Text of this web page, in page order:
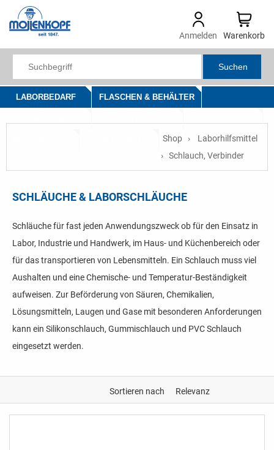
Anmelden Warenkorb
Suchen
LABORBEDARF FLASCHEN & BEHÄLTER
Shop
Laborhilfsmittel
Schlauch, Verbinder
SCHLÄUCHE & LABORSCHLÄUCHE
Schläuche für fast jeden Anwendungszweck ob für den Einsatz in
Labor, Industrie und Handwerk, im Haus- und Küchenbereich oder
für das transportieren von Lebensmitteln. Ein Schlauch muss viel
Aushalten und eine Chemische- und Temperatur-Beständigkeit
aufweisen. Zur Beförderung von Säuren, Chemikalien,
Lösungsmitteln, Laugen und Gase mit besonderen Anforderungen
kann ein Silikonschlauch, Gummischlauch und PVC Schlauch
eingesetzt werden.
Sortieren nach Relevanz